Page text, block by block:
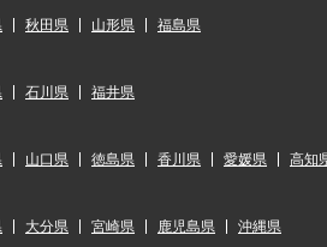
秋田県 山形県 福島県
石川県 福井県
山口県 徳島県 香川県 愛媛県 高知
大分県 宮崎県 鹿児島県 沖縄県